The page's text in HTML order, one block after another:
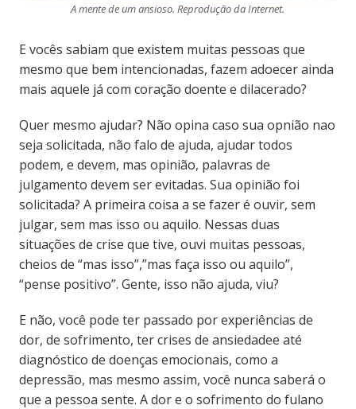
A mente de um ansioso. Reprodução da Internet.
E vocês sabiam que existem muitas pessoas que
mesmo que bem intencionadas, fazem adoecer ainda
mais aquele já com coração doente e dilacerado?
Quer mesmo ajudar? Não opina caso sua opnião nao
seja solicitada, não falo de ajuda, ajudar todos
podem, e devem, mas opinião, palavras de
julgamento devem ser evitadas. Sua opinião foi
solicitada? A primeira coisa a se fazer é ouvir, sem
julgar, sem mas isso ou aquilo. Nessas duas
situações de crise que tive, ouvi muitas pessoas,
cheios de “mas isso”,”mas faça isso ou aquilo”,
“pense positivo”. Gente, isso não ajuda, viu?
E não, você pode ter passado por experiências de
dor, de sofrimento, ter crises de ansiedadee até
diagnóstico de doenças emocionais, como a
depressão, mas mesmo assim, você nunca saberá o
que a pessoa sente. A dor e o sofrimento do fulano